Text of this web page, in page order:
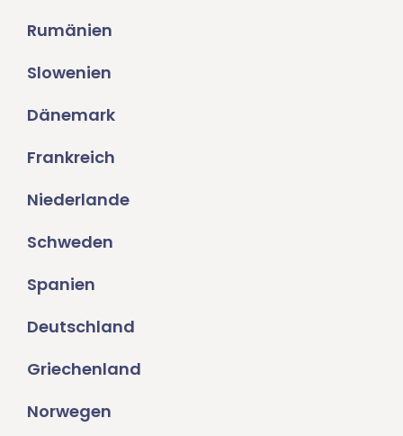
Rumänien
Slowenien
Dänemark
Frankreich
Niederlande
Schweden
Spanien
Deutschland
Griechenland
Norwegen